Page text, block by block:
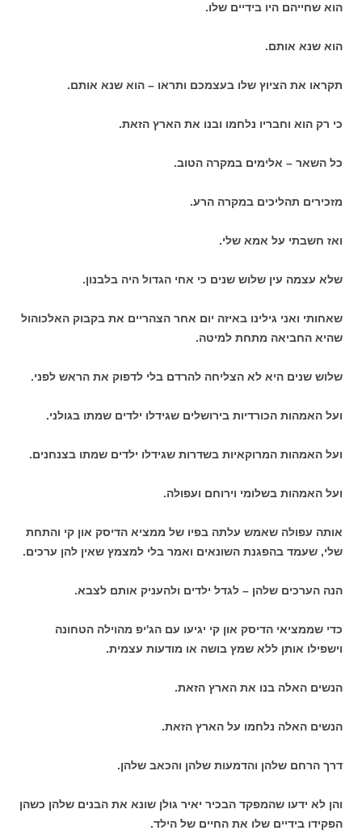
הוא שחייהם היו בידיים שלו.
הוא שנא אותם.
תקראו את הציוץ שלו בעצמכם ותראו – הוא שנא אותם.
כי רק הוא וחבריו נלחמו ובנו את הארץ הזאת.
כל השאר – אלימים במקרה הטוב.
מזכירים תהליכים במקרה הרע.
ואז חשבתי על אמא שלי.
שלא עצמה עין שלוש שנים כי אחי הגדול היה בלבנון.
שאחותי ואני גילינו באיזה יום אחר הצהריים את בקבוק האלכוהול
שהיא החביאה מתחת למיטה.
שלוש שנים היא לא הצליחה להרדם בלי לדפוק את הראש לפני.
ועל האמהות הכורדיות בירושלים שגידלו ילדים שמתו בגולני.
ועל האמהות המרוקאיות בשדרות שגידלו ילדים שמתו בצנחנים.
ועל האמהות בשלומי וירוחם ועפולה.
אותה עפולה שאמש עלתה בפיו של ממציא הדיסק און קי והתחת
שלי, שעמד בהפגנת השונאים ואמר בלי למצמץ שאין להן ערכים.
הנה הערכים שלהן – לגדל ילדים ולהעניק אותם לצבא.
כדי שממציאי הדיסק און קי יגיעו עם הג'יפ מהוילה הטחונה
וישפילו אותן ללא שמץ בושה או מודעות עצמית.
הנשים האלה בנו את הארץ הזאת.
הנשים האלה נלחמו על הארץ הזאת.
דרך הרחם שלהן והדמעות שלהן והכאב שלהן.
והן לא ידעו שהמפקד הבכיר יאיר גולן שונא את הבנים שלהן כשהן
הפקידו בידיים שלו את החיים של הילד.